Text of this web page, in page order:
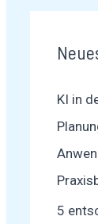
KI in
5